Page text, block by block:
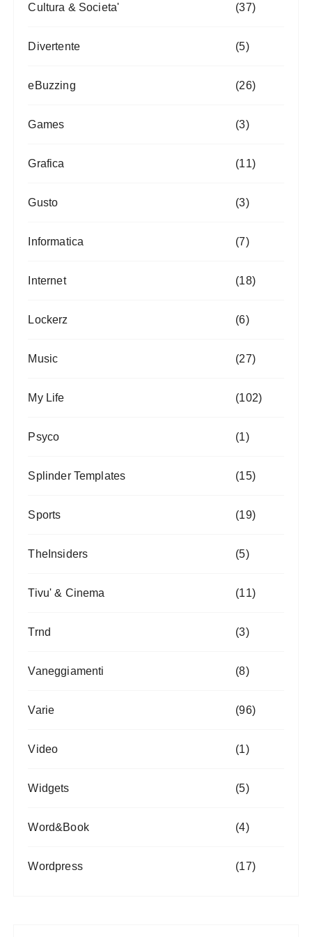
Cultura & Societa' (37)
Divertente (5)
eBuzzing (26)
Games (3)
Grafica (11)
Gusto (3)
Informatica (7)
Internet (18)
Lockerz (6)
Music (27)
My Life (102)
Psyco (1)
Splinder Templates (15)
Sports (19)
TheInsiders (5)
Tivu' & Cinema (11)
Trnd (3)
Vaneggiamenti (8)
Varie (96)
Video (1)
Widgets (5)
Word&Book (4)
Wordpress (17)